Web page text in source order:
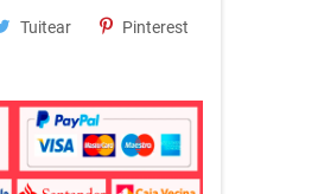
Tuitear Pinterest